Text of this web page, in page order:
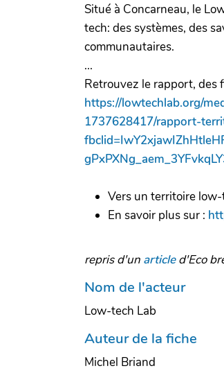
Situé à Concarneau, le
tech: des systèmes, des
communautaires.
...
Retrouvez le rapport, des
https://lowtechlab.org/
1737628417/rapport-
Vers un territoire
En savoir plus sur :
repris d'un articled'Eco
Nom de l'acteur
Low-tech Lab
Auteur de la fiche
Michel Briand